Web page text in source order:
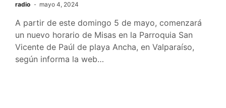
radio mayo 4, 2024
A partir de este domingo 5 de mayo, comenzará
un nuevo horario de Misas en la Parroquia San
Vicente de Paúl de playa Ancha, en Valparaíso,
según informa la web…